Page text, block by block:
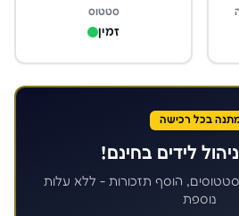
סטטוס
זמין
בכל רכישה
לידים בחינם!
הוסף תזכורות - ללא עלות
נוספת